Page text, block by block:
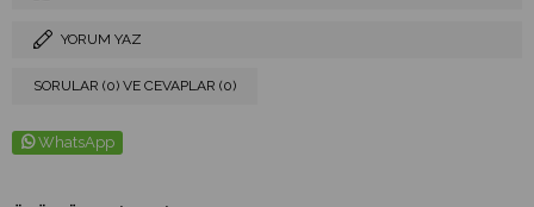
YORUM YAZ
SORULAR (0) VE CEVAPLAR (0)
WhatsApp